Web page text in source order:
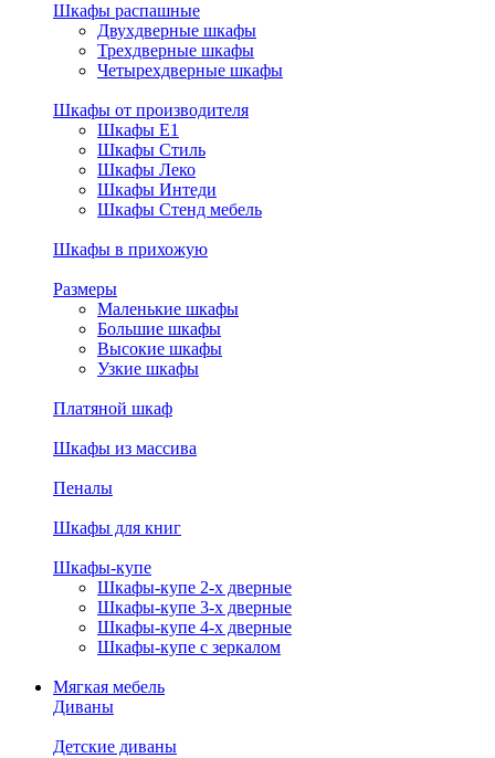
Шкафы распашные
Двухдверные шкафы
Трехдверные шкафы
Четырехдверные шкафы
Шкафы от производителя
Шкафы E1
Шкафы Стиль
Шкафы Леко
Шкафы Интеди
Шкафы Стенд мебель
Шкафы в прихожую
Размеры
Маленькие шкафы
Большие шкафы
Высокие шкафы
Узкие шкафы
Платяной шкаф
Шкафы из массива
Пеналы
Шкафы для книг
Шкафы-купе
Шкафы-купе 2-х дверные
Шкафы-купе 3-х дверные
Шкафы-купе 4-х дверные
Шкафы-купе с зеркалом
Мягкая мебель
Диваны
Детские диваны